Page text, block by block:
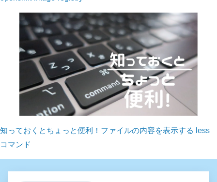
知っておくとちょっと便利！ファイルの内容を表示する less
コマンド